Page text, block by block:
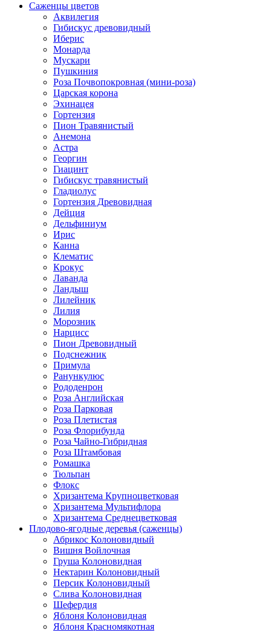
Саженцы цветов
Аквилегия
Гибискус древовидный
Иберис
Монарда
Мускари
Пушкиния
Роза Почвопокровная (мини-роза)
Царская корона
Эхинацея
Гортензия
Пион Травянистый
Анемона
Астра
Георгин
Гиацинт
Гибискус травянистый
Гладиолус
Гортензия Древовидная
Дейция
Дельфиниум
Ирис
Канна
Клематис
Крокус
Лаванда
Ландыш
Лилейник
Лилия
Морозник
Нарцисс
Пион Древовидный
Подснежник
Примула
Ранункулюс
Рододенрон
Роза Английская
Роза Парковая
Роза Плетистая
Роза Флорибунда
Роза Чайно-Гибридная
Роза Штамбовая
Ромашка
Тюльпан
Флокс
Хризантема Крупноцветковая
Хризантема Мультифлора
Хризантема Среднецветковая
Плодово-ягодные деревья (саженцы)
Абрикос Колоновидный
Вишня Войлочная
Груша Колоновидная
Нектарин Колоновидный
Персик Колоновидный
Слива Колоновидная
Шефердия
Яблоня Колоновидная
Яблоня Красномякотная